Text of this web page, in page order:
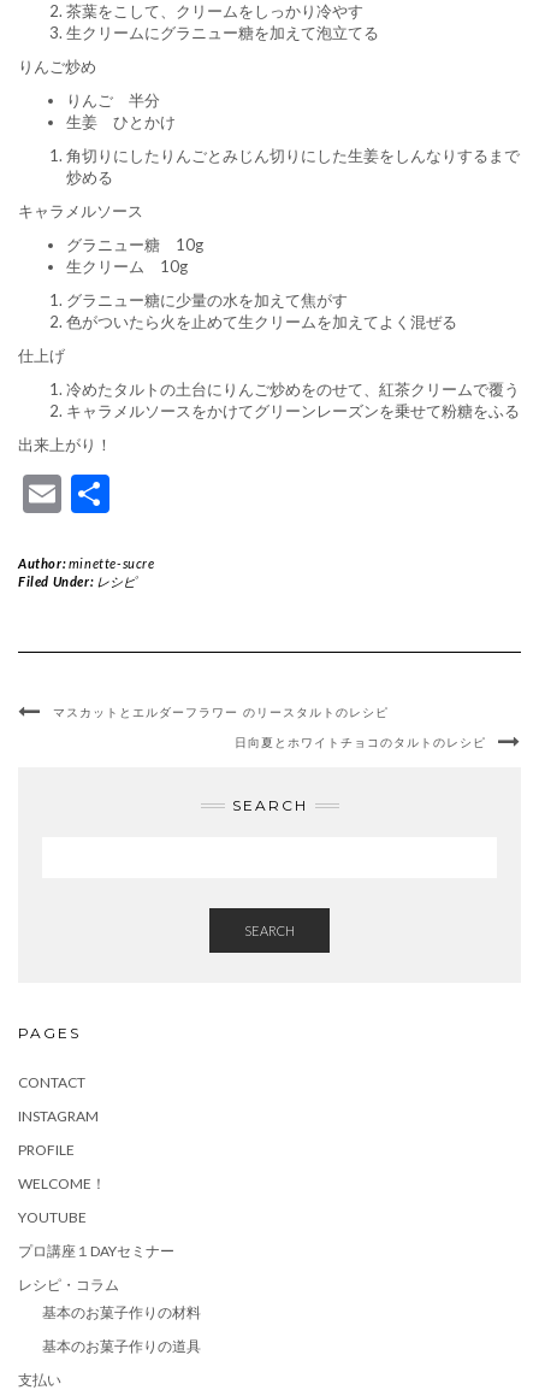
茶葉をこして、クリームをしっかり冷やす
生クリームにグラニュー糖を加えて泡立てる
りんご炒め
りんご 半分
生姜 ひとかけ
角切りにしたりんごとみじん切りにした生姜をしんなりするまで
炒める
キャラメルソース
グラニュー糖 10g
生クリーム 10g
グラニュー糖に少量の水を加えて焦がす
色がついたら火を止めて生クリームを加えてよく混ぜる
仕上げ
冷めたタルトの土台にりんご炒めをのせて、紅茶クリームで覆う
キャラメルソースをかけてグリーンレーズンを乗せて粉糖をふる
出来上がり！
Email
Author:minette-sucre
Filed Under: レシピ
マスカットとエルダーフラワー のリースタルトのレシピ
日向夏とホワイトチョコのタルトのレシピ
SEARCH
SEARCH
PAGES
CONTACT
INSTAGRAM
PROFILE
WELCOME！
YOUTUBE
プロ講座１DAYセミナー
レシピ・コラム
基本のお菓子作りの材料
基本のお菓子作りの道具
支払い